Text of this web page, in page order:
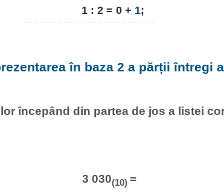
1 : 2 = 0 + 1;
în baza 2 a părții întregi
începând din partea de jos a listei
3 030(10) =